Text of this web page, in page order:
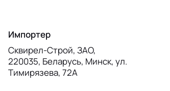
Импортер
Сквирел-Строй, ЗАО,
220035, Беларусь, Минск, ул.
Тимирязева, 72А